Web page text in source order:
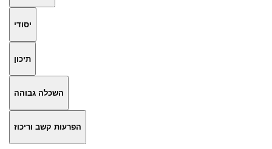
יסודי
תיכון
השכלה גבוהה
הפרעות קשב וריכוז